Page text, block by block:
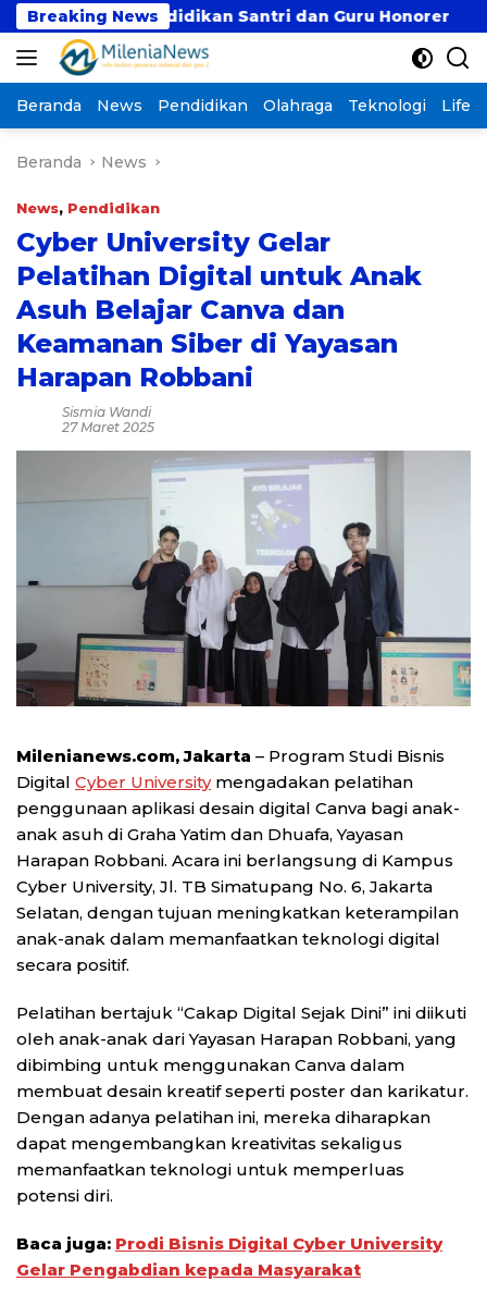
Langsung
ke
konten
Breaking News
Pendidikan Santri dan Guru Honorer Prof.
Beranda News Pendidikan Olahraga Teknologi
Beranda News
News, Pendidikan
Cyber University Gelar
Pelatihan Digital untuk Anak
Asuh Belajar Canva dan
Keamanan Siber di Yayasan
Harapan Robbani
Sismia Wandi
27 Maret 2025
Milenianews.com, Jakarta – Program Studi Bisnis
Digital Cyber Universitymengadakan pelatihan
penggunaan aplikasi desain digital Canva bagi anak-
anak asuh di Graha Yatim dan Dhuafa, Yayasan
Harapan Robbani. Acara ini berlangsung di Kampus
Cyber University, Jl. TB Simatupang No. 6, Jakarta
Selatan, dengan tujuan meningkatkan keterampilan
anak-anak dalam memanfaatkan teknologi digital
secara positif.
Pelatihan bertajuk “Cakap Digital Sejak Dini” ini diikuti
oleh anak-anak dari Yayasan Harapan Robbani, yang
dibimbing untuk menggunakan Canva dalam
membuat desain kreatif seperti poster dan karikatur.
Dengan adanya pelatihan ini, mereka diharapkan
dapat mengembangkan kreativitas sekaligus
memanfaatkan teknologi untuk memperluas
potensi diri.
Baca juga: Prodi Bisnis Digital Cyber University
Gelar Pengabdian kepada Masyarakat